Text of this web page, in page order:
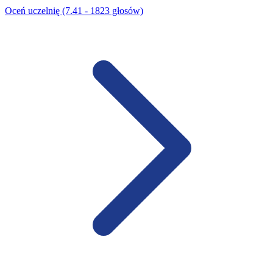
Oceń uczelnię (7.41 - 1823 głosów)